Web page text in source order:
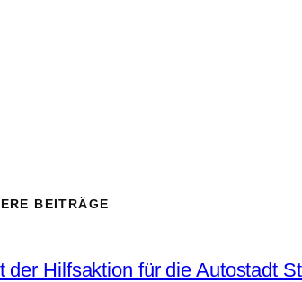
BEITRÄGE
der Hilfsaktion für die Autostadt